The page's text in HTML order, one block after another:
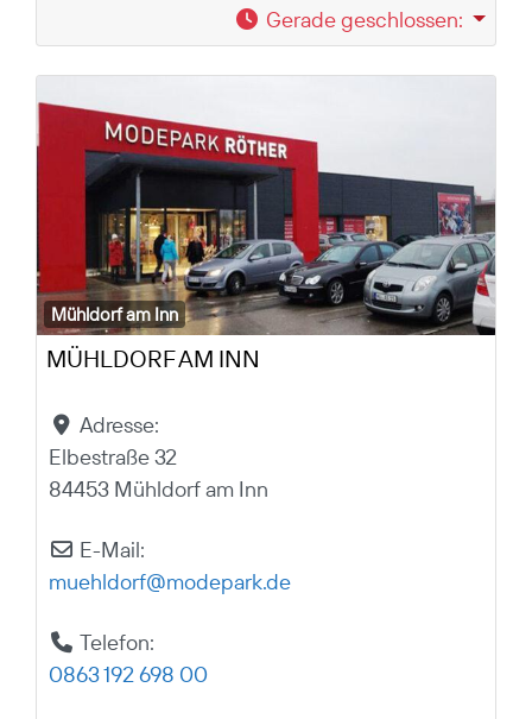
Gerade geschlossen:
Mühldorf am Inn
MÜHLDORF AM INN
Adresse:
Elbestraße 32
84453 Mühldorf am Inn
E-Mail:
muehldorf@modepark.de
Telefon:
0863 192 698 00